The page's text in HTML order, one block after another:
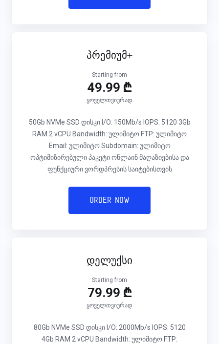
პრემიუმ+
Starting from
49.99 ₾
ყოველთვიურად
50Gb NVMe SSD დისკი I/O: 150Mb/s IOPS: 5120 3Gb
RAM 2 vCPU Bandwidth: ულიმიტო FTP: ულიმიტო
Email: ულიმიტო Subdomain: ულიმიტო
ოპტიმიზირებული პაკეტი ონლაინ მაღაზიებისა და
ფუნქციური ვორდპრესის საიტებისთვის
Order Now
დელუქსი
Starting from
79.99 ₾
ყოველთვიურად
80Gb NVMe SSD დისკი I/O: 2000Mb/s IOPS: 5120
4Gb RAM 2 vCPU Bandwidth: ულიმიტო FTP: